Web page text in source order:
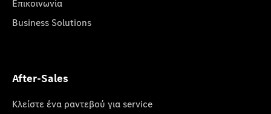
Επικοινωνία
Business Solutions
After-Sales
Κλείστε ένα ραντεβού για service